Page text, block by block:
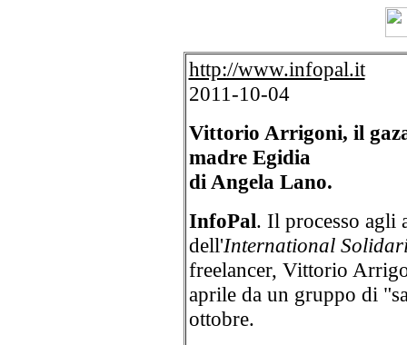
http://www.infopal.it
2011-10-04
Vittorio Arrigoni, il
madre Egidia
di Angela Lano.
InfoPal. Il processo agli
dell'International
freelancer, Vittorio
aprile da un gruppo di
ottobre.